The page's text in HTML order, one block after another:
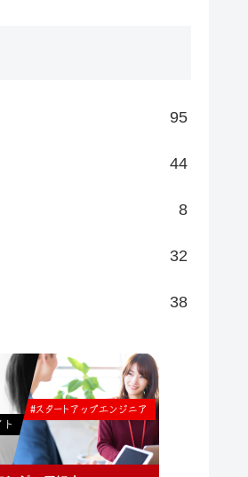
95
44
8
32
38